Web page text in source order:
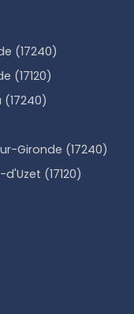
(17240)
(17120)
Gironde (17240)
(17120)